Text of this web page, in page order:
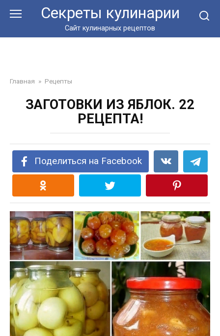
Секреты кулинарии
Сайт кулинарных рецептов
Главная » Рецепты
ЗАГОТОВКИ ИЗ ЯБЛОК. 22
РЕЦЕПТА!
Поделиться на Facebook